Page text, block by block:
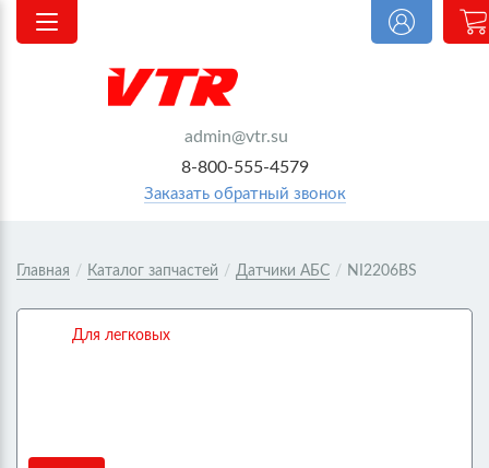
admin@vtr.su
8-800-555-4579
Заказать обратный звонок
||
Главная / Каталог запчастей / Датчики АБС / NI2206BS
Для легковых